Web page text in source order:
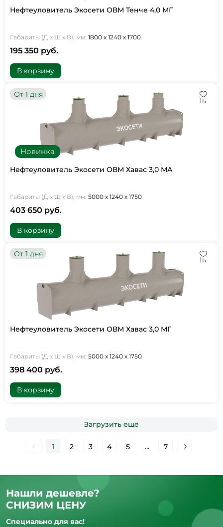
Нефтеуловитель Экосети ОВМ Тенче 4,0 МГ
Габариты (Д х Ш х В), мм: 1800 х 1240 х 1700
195 350 руб.
В корзину
Новинка
От 1 дня
Нефтеуловитель Экосети ОВМ Хавас 3,0 МА
Габариты (Д х Ш х В), мм: 5000 х 1240 х 1750
403 650 руб.
В корзину
От 1 дня
Нефтеуловитель Экосети ОВМ Хавас 3,0 МГ
Габариты (Д х Ш х В), мм: 5000 х 1240 х 1750
398 400 руб.
В корзину
Загрузить ещё
1 2 3 4 5 ... 7
Нашли дешевле?
СНИЗИМ ЦЕНУ
Специально для вас!